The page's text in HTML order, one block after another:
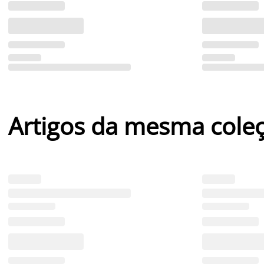
Artigos da mesma